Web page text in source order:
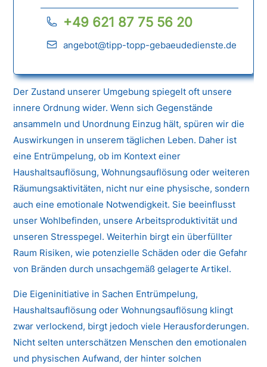
+49 621 87 75 56 20
angebot@tipp-topp-gebaeudedienste.de
Der Zustand unserer Umgebung spiegelt oft unsere
innere Ordnung wider. Wenn sich Gegenstände
ansammeln und Unordnung Einzug hält, spüren wir die
Auswirkungen in unserem täglichen Leben. Daher ist
eine Entrümpelung, ob im Kontext einer
Haushaltsauflösung, Wohnungsauflösung oder weiteren
Räumungsaktivitäten, nicht nur eine physische, sondern
auch eine emotionale Notwendigkeit. Sie beeinflusst
unser Wohlbefinden, unsere Arbeitsproduktivität und
unseren Stresspegel. Weiterhin birgt ein überfüllter
Raum Risiken, wie potenzielle Schäden oder die Gefahr
von Bränden durch unsachgemäß gelagerte Artikel.
Die Eigeninitiative in Sachen Entrümpelung,
Haushaltsauflösung oder Wohnungsauflösung klingt
zwar verlockend, birgt jedoch viele Herausforderungen.
Nicht selten unterschätzen Menschen den emotionalen
und physischen Aufwand, der hinter solchen